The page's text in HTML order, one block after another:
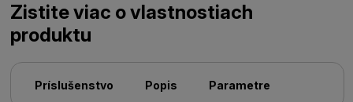
Zistite viac o vlastnostiach
produktu
Príslušenstvo Popis Parametre